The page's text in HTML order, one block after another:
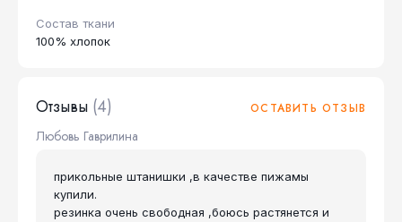
Состав ткани
100% хлопок
Отзывы (4) ОСТАВИТЬ ОТЗЫВ
Любовь Гаврилина
прикольные штанишки ,в качестве пижамы
купили.
резинка очень свободная ,боюсь растянется и